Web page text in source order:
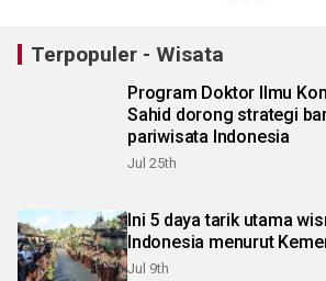
Terpopuler - Wisata
Program Doktor Ilmu
Sahid dorong strategi
pariwisata Indonesia
Jul 25th
Ini 5 daya tarik utama
Indonesia menurut
Jul 9th